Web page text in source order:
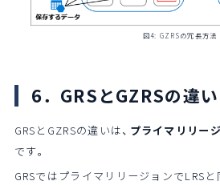
図4: GZRSの冗長方法
6．GRSとGZRSの違い
GRSとGZRSの違いは、 プライマリリー
です。
GRSではプライマリリージョンでLRS